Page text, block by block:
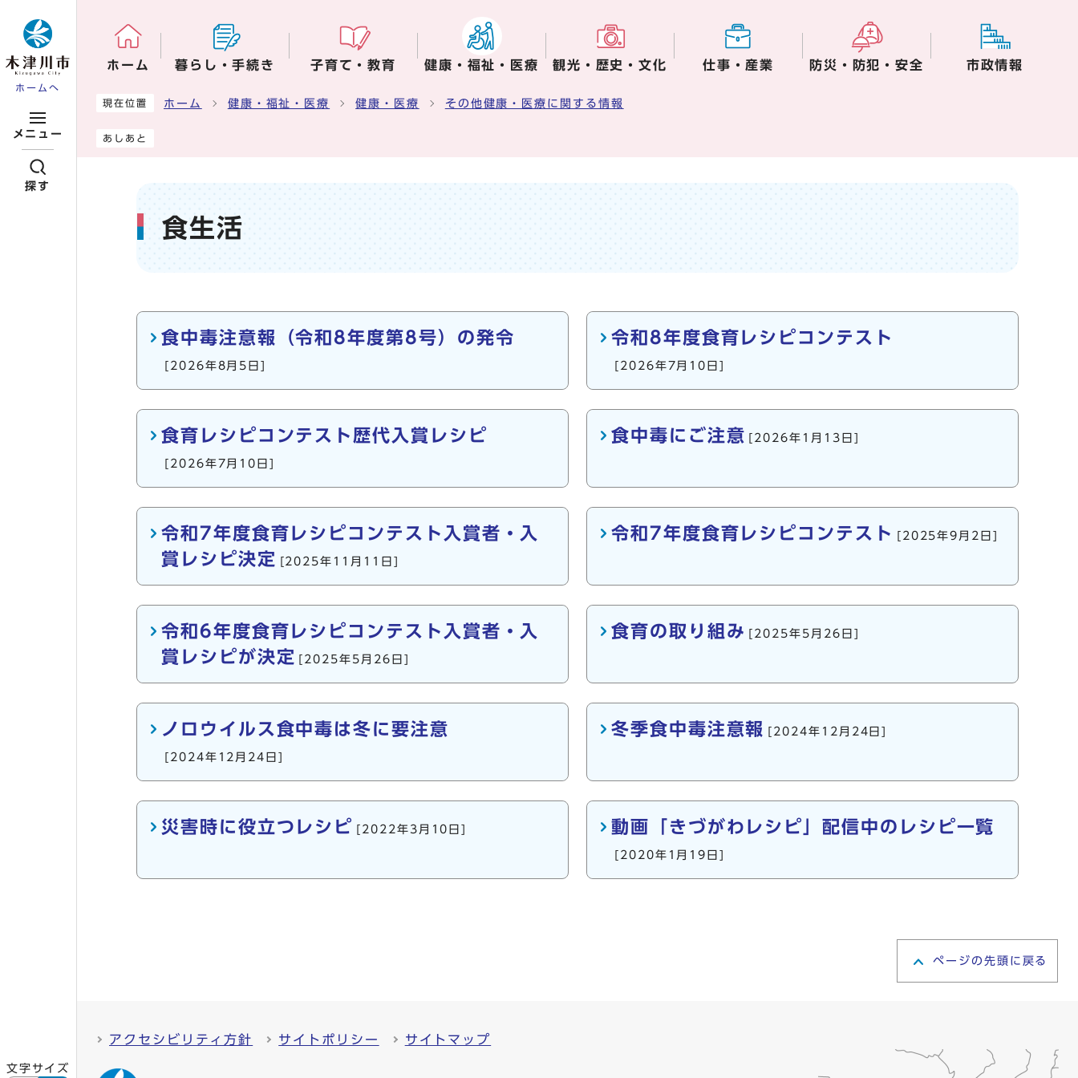
ホームへ
メニュー
探す
文字サイズ
ホーム 暮らし・手続き 子育て・教育 健康・福祉・医療 観光・歴史・文化 仕事・産業 防災・防犯・安全 市政情報
ここから本文です
現在位置 ホーム 健康・福祉・医療 健康・医療 その他健康・医療に関する情報
あしあと
食生活
メインメニュー
食中毒注意報（令和8年度第8号）の発令
[2026年8月5日]
令和8年度食育レシピコンテスト
[2026年7月10日]
食育レシピコンテスト歴代入賞レシピ
[2026年7月10日]
食中毒にご注意 [2026年1月13日]
令和7年度食育レシピコンテスト入賞者・入
賞レシピ決定
[2025年11月11日]
令和7年度食育レシピコンテスト [2025年9月2日]
令和6年度食育レシピコンテスト入賞者・入
賞レシピが決定
[2025年5月26日]
食育の取り組み [2025年5月26日]
ノロウイルス食中毒は冬に要注意
[2024年12月24日]
冬季食中毒注意報 [2024年12月24日]
災害時に役立つレシピ [2022年3月10日] 動画「きづがわレシピ」配信中のレシピ一覧
[2020年1月19日]
ページの先頭に戻る
アクセシビリティ方針 サイトポリシー サイトマップ